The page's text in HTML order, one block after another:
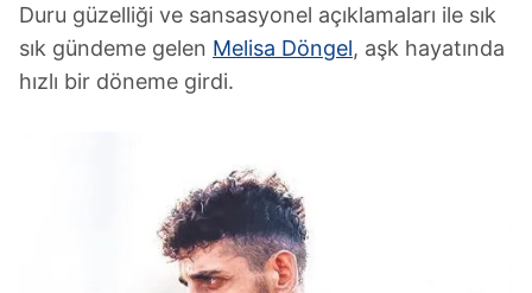
Duru güzelliği ve sansasyonel açıklamaları ile sık
sık gündeme gelen Melisa Döngel, aşk hayatında
hızlı bir döneme girdi.